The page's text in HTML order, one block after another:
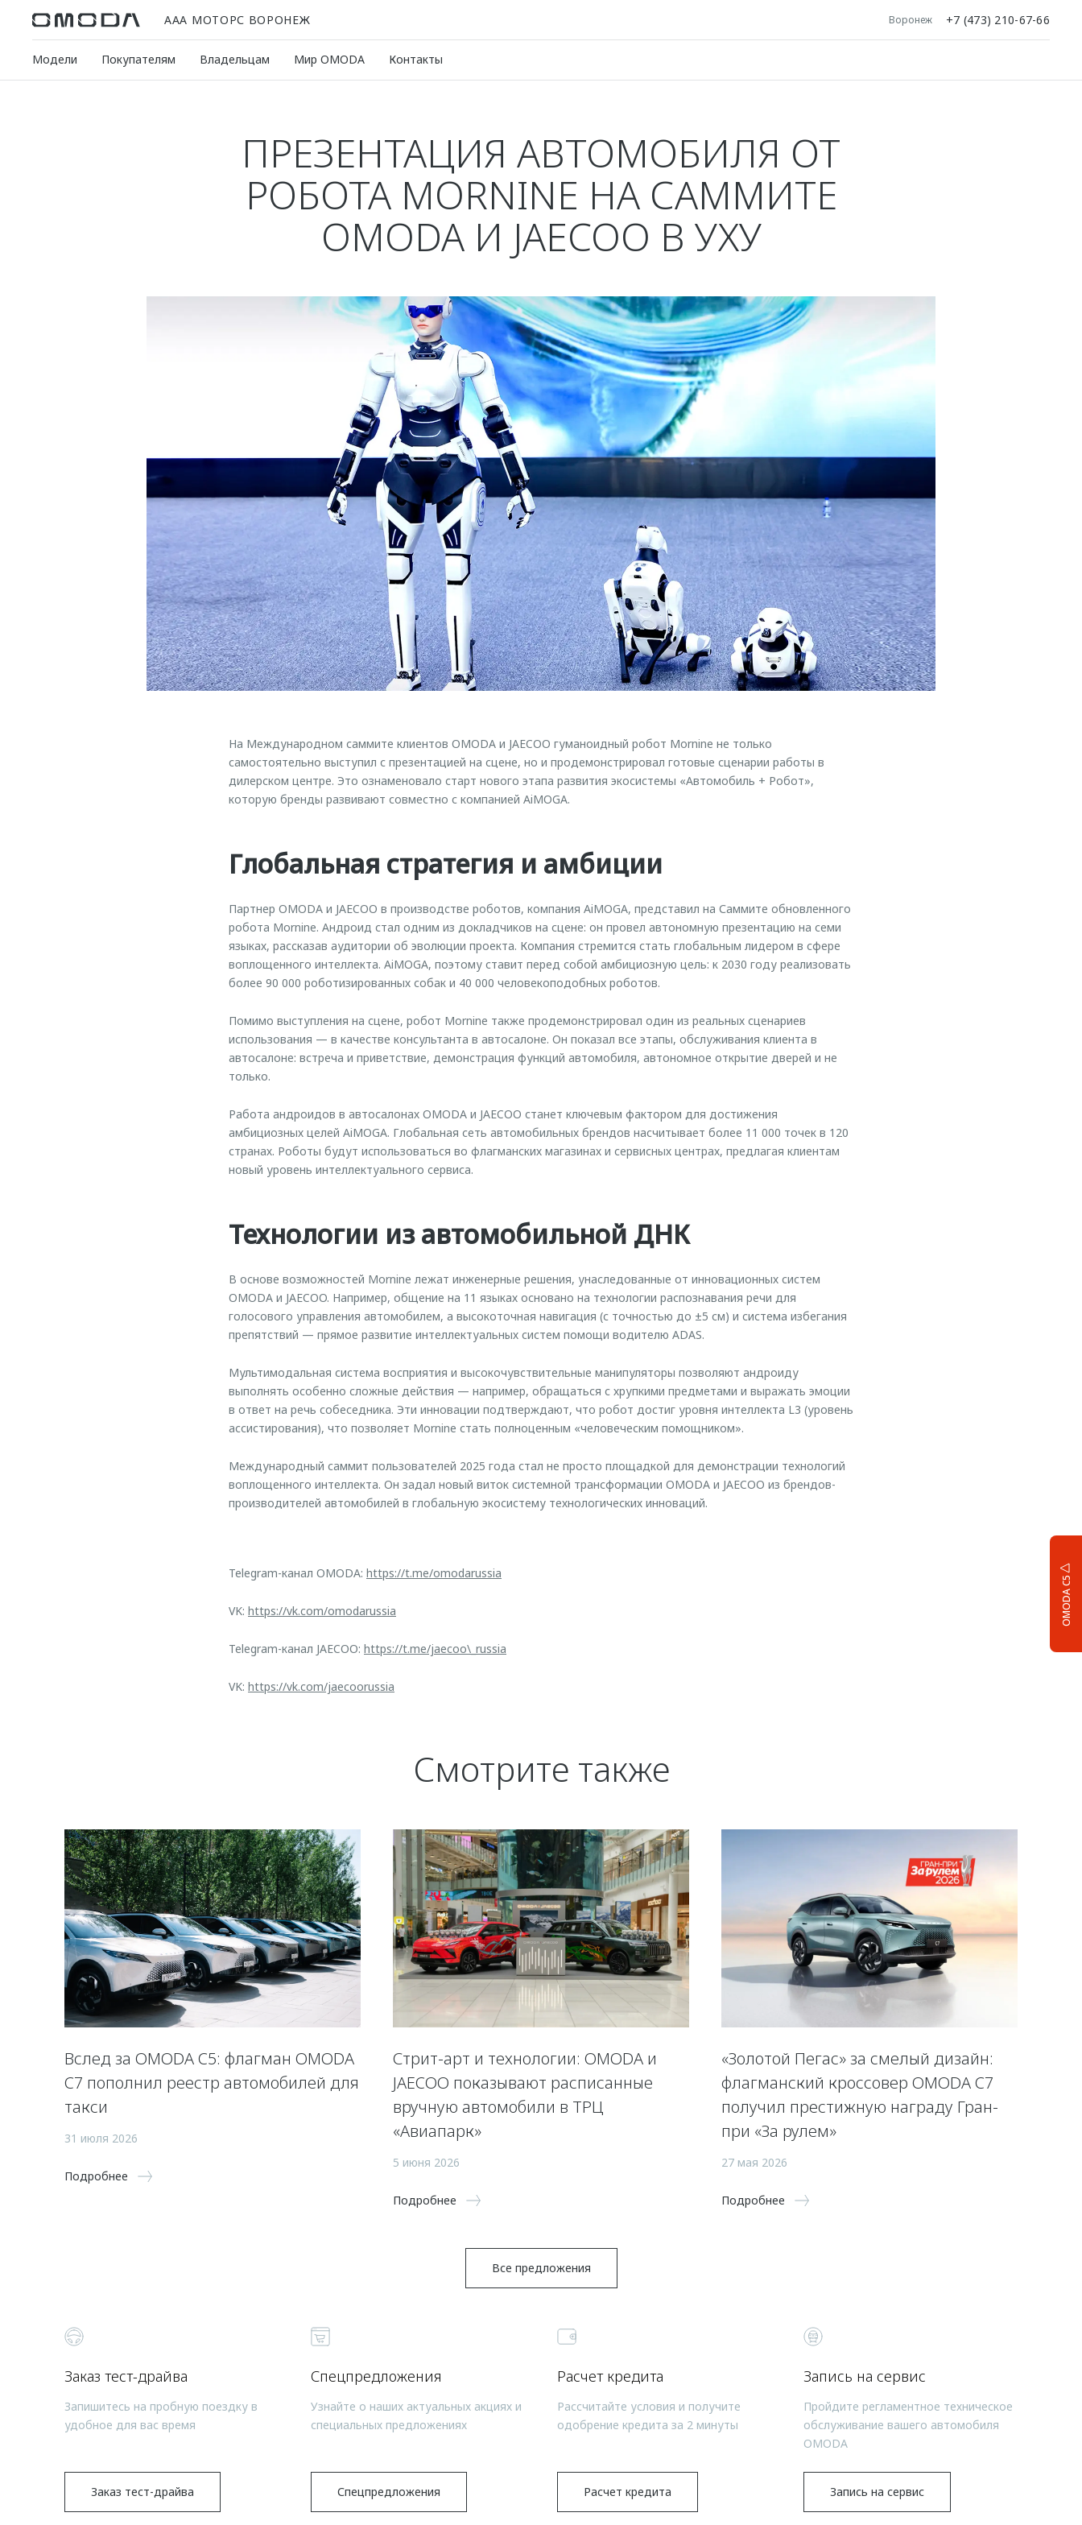
ААА МОТОРС ВОРОНЕЖ Воронеж +7 (473) 210-67-66
Модели Покупателям Владельцам Мир OMODA Контакты
OMODA C5
ПРЕЗЕНТАЦИЯ АВТОМОБИЛЯ ОТ
РОБОТА MORNINE НА САММИТЕ
OMODA И JAECOO В УХУ
На Международном саммите клиентов OMODA и JAECOO гуманоидный робот Mornine не только
самостоятельно выступил с презентацией на сцене, но и продемонстрировал готовые сценарии работы в
дилерском центре. Это ознаменовало старт нового этапа развития экосистемы «Автомобиль + Робот»,
которую бренды развивают совместно с компанией AiMOGA.
Глобальная стратегия и амбиции
Партнер OMODA и JAECOO в производстве роботов, компания AiMOGA, представил на Саммите обновленного
робота Mornine. Андроид стал одним из докладчиков на сцене: он провел автономную презентацию на семи
языках, рассказав аудитории об эволюции проекта. Компания стремится стать глобальным лидером в сфере
воплощенного интеллекта. AiMOGA, поэтому ставит перед собой амбициозную цель: к 2030 году реализовать
более 90 000 роботизированных собак и 40 000 человекоподобных роботов.
Помимо выступления на сцене, робот Mornine также продемонстрировал один из реальных сценариев
использования — в качестве консультанта в автосалоне. Он показал все этапы, обслуживания клиента в
автосалоне: встреча и приветствие, демонстрация функций автомобиля, автономное открытие дверей и не
только.
Работа андроидов в автосалонах OMODA и JAECOO станет ключевым фактором для достижения
амбициозных целей AiMOGA. Глобальная сеть автомобильных брендов насчитывает более 11 000 точек в 120
странах. Роботы будут использоваться во флагманских магазинах и сервисных центрах, предлагая клиентам
новый уровень интеллектуального сервиса.
Технологии из автомобильной ДНК
В основе возможностей Mornine лежат инженерные решения, унаследованные от инновационных систем
OMODA и JAECOO. Например, общение на 11 языках основано на технологии распознавания речи для
голосового управления автомобилем, а высокоточная навигация (с точностью до ±5 см) и система избегания
препятствий — прямое развитие интеллектуальных систем помощи водителю ADAS.
Мультимодальная система восприятия и высокочувствительные манипуляторы позволяют андроиду
выполнять особенно сложные действия — например, обращаться с хрупкими предметами и выражать эмоции
в ответ на речь собеседника. Эти инновации подтверждают, что робот достиг уровня интеллекта L3 (уровень
ассистирования), что позволяет Mornine стать полноценным «человеческим помощником».
Международный саммит пользователей 2025 года стал не просто площадкой для демонстрации технологий
воплощенного интеллекта. Он задал новый виток системной трансформации OMODA и JAECOO из брендов-
производителей автомобилей в глобальную экосистему технологических инноваций.
Telegram-канал OMODA: https://t.me/omodarussia
VK: https://vk.com/omodarussia
Telegram-канал JAECOO: https://t.me/jaecoo\_russia
VK: https://vk.com/jaecoorussia
Смотрите также
Вслед за OMODA C5: флагман OMODA
C7 пополнил реестр автомобилей для
такси
31 июля 2026
Подробнее
Стрит-арт и технологии: OMODA и
JAECOO показывают расписанные
вручную автомобили в ТРЦ
«Авиапарк»
5 июня 2026
Подробнее
«Золотой Пегас» за смелый дизайн:
флагманский кроссовер OMODA C7
получил престижную награду Гран-
при «За рулем»
27 мая 2026
Подробнее
Все предложения
Заказ тест-драйва
Запишитесь на пробную поездку в
удобное для вас время
Заказ тест-драйва
Спецпредложения
Узнайте о наших актуальных акциях и
специальных предложениях
Спецпредложения
Расчет кредита
Рассчитайте условия и получите
одобрение кредита за 2 минуты
Расчет кредита
Запись на сервис
Пройдите регламентное техническое
обслуживание вашего автомобиля
OMODA
Запись на сервис